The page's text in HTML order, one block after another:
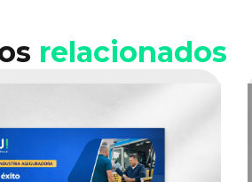
relacionados